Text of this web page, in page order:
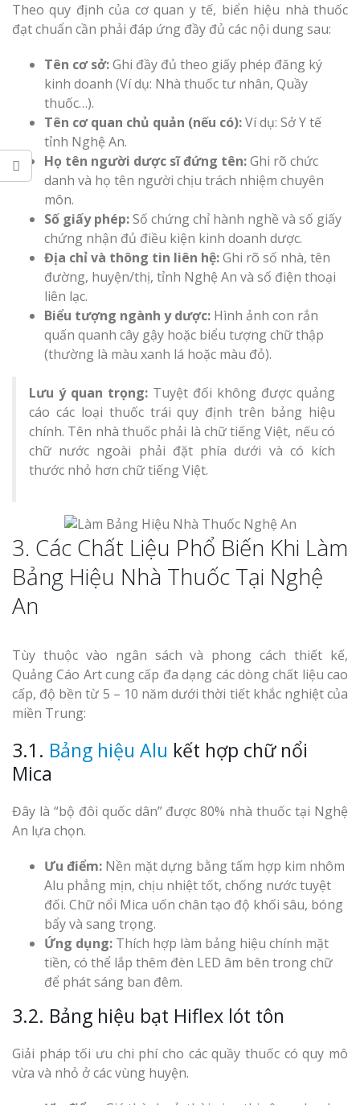
Theo quy định của cơ quan y tế, biển hiệu nhà thuốc
đạt chuẩn cần phải đáp ứng đầy đủ các nội dung sau:
Tên cơ sở:Ghi đầy đủ theo giấy phép đăng ký
kinh doanh (Ví dụ: Nhà thuốc tư nhân, Quầy
thuốc…).
Tên cơ quan chủ quản (nếu có):Ví dụ: Sở Y tế
tỉnh Nghệ An.
Họ tên người dược sĩ đứng tên:Ghi rõ chức
danh và họ tên người chịu trách nhiệm chuyên
môn.
Số giấy phép:Số chứng chỉ hành nghề và số giấy
chứng nhận đủ điều kiện kinh doanh dược.
Địa chỉ và thông tin liên hệ:Ghi rõ số nhà, tên
đường, huyện/thị, tỉnh Nghệ An và số điện thoại
liên lạc.
Biểu tượng ngành y dược: Hình ảnh con rắn
quấn quanh cây gậy hoặc biểu tượng chữ thập
(thường là màu xanh lá hoặc màu đỏ).
Lưu ý quan trọng: Tuyệt đối không được quảng
cáo các loại thuốc trái quy định trên bảng hiệu
chính. Tên nhà thuốc phải là chữ tiếng Việt, nếu có
chữ nước ngoài phải đặt phía dưới và có kích
thước nhỏ hơn chữ tiếng Việt.
3. Các Chất Liệu Phổ Biến Khi Làm
Bảng Hiệu Nhà Thuốc Tại Nghệ
An
Tùy thuộc vào ngân sách và phong cách thiết kế,
Quảng Cáo Art cung cấp đa dạng các dòng chất liệu cao
cấp, độ bền từ 5 – 10 năm dưới thời tiết khắc nghiệt của
miền Trung:
3.1. Bảng hiệu Alu kết hợp chữ nổi
Mica
Đây là “bộ đôi quốc dân” được 80% nhà thuốc tại Nghệ
An lựa chọn.
Ưu điểm: Nền mặt dựng bằng tấm hợp kim nhôm
Alu phẳng mịn, chịu nhiệt tốt, chống nước tuyệt
đối. Chữ nổi Mica uốn chân tạo độ khối sâu, bóng
bẩy và sang trọng.
Ứng dụng: Thích hợp làm bảng hiệu chính mặt
tiền, có thể lắp thêm đèn LED âm bên trong chữ
để phát sáng ban đêm.
3.2. Bảng hiệu bạt Hiflex lót tôn
Giải pháp tối ưu chi phí cho các quầy thuốc có quy mô
vừa và nhỏ ở các vùng huyện.
Hàng
Hiệu Shop
Nghệ An Đẹp
Làm Bảng
Thuốc Nghệ An Chuẩn
Làm Hộp
Hút